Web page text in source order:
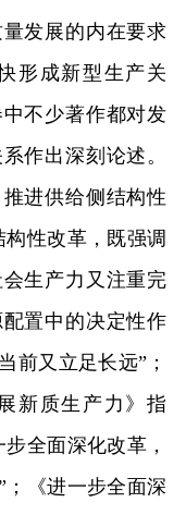
发展的内在要求
形成新型生产关
不少著作都对发
作出深刻论述。
进供给侧结构性
性改革，既强调
生产力又注重完
置中的决定性作
前又立足长远”；
新质生产力》指
全面深化改革，
《进一步全面深